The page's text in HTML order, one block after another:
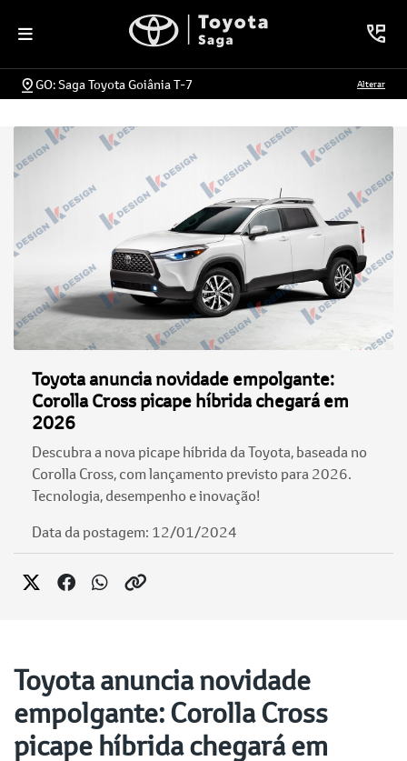
GO: Saga Toyota Goiânia T-7 Alterar
Toyota anuncia novidade empolgante:
Corolla Cross picape híbrida chegará em
2026
Descubra a nova picape híbrida da Toyota, baseada no
Corolla Cross, com lançamento previsto para 2026.
Tecnologia, desempenho e inovação!
Data da postagem: 12/01/2024
Toyota anuncia novidade
empolgante: Corolla Cross
picape híbrida chegará em